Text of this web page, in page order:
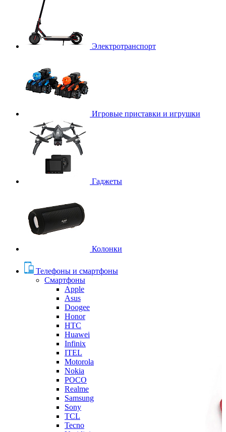
Электротранспорт
Игровые приставки и игрушки
Гаджеты
Колонки
Телефоны и смартфоны
Смартфоны
Apple
Asus
Doogee
Honor
HTC
Huawei
Infinix
ITEL
Motorola
Nokia
POCO
Realme
Samsung
Sony
TCL
Tecno